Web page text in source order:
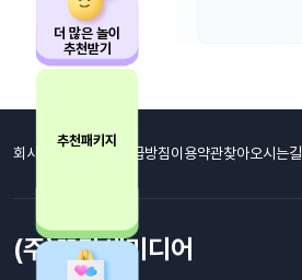
더 많은 놀이
추천받기
추천패키지
회사소개 개인정보취급방침이용약관찾아오시는길
(주)꼬망세미디어